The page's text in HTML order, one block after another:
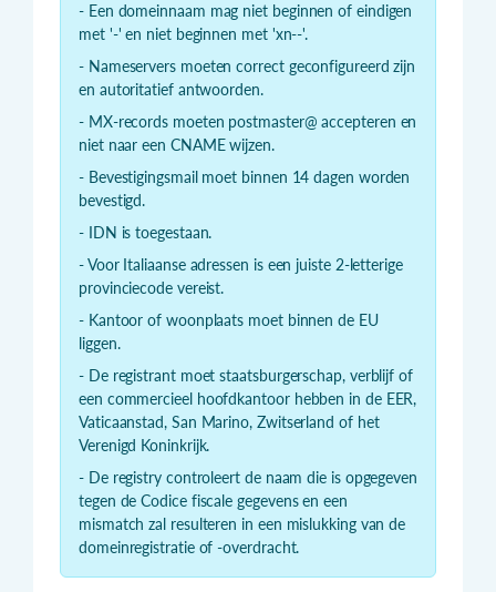
- Een domeinnaam mag niet beginnen of eindigen
met '-' en niet beginnen met 'xn--'.
- Nameservers moeten correct geconfigureerd zijn
en autoritatief antwoorden.
- MX-records moeten postmaster@ accepteren en
niet naar een CNAME wijzen.
- Bevestigingsmail moet binnen 14 dagen worden
bevestigd.
- IDN is toegestaan.
- Voor Italiaanse adressen is een juiste 2-letterige
provinciecode vereist.
- Kantoor of woonplaats moet binnen de EU
liggen.
- De registrant moet staatsburgerschap, verblijf of
een commercieel hoofdkantoor hebben in de EER,
Vaticaanstad, San Marino, Zwitserland of het
Verenigd Koninkrijk.
- De registry controleert de naam die is opgegeven
tegen de Codice fiscale gegevens en een
mismatch zal resulteren in een mislukking van de
domeinregistratie of -overdracht.